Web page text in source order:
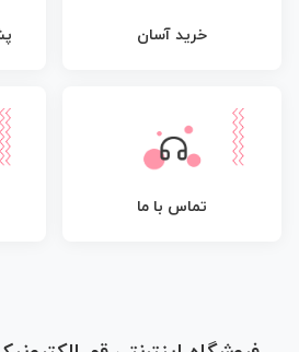
خرید آسان
تماس با ما